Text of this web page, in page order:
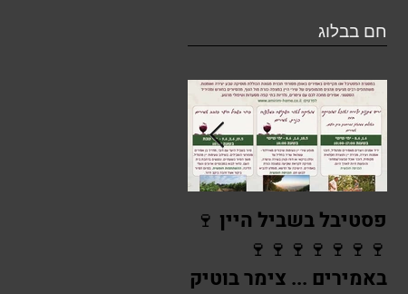
חם בבלוג
פסטיבל בשביל היין 🍷
🍷🍷🍷🍷🍷🍷🍷
באמירים ... צימר בוטיק